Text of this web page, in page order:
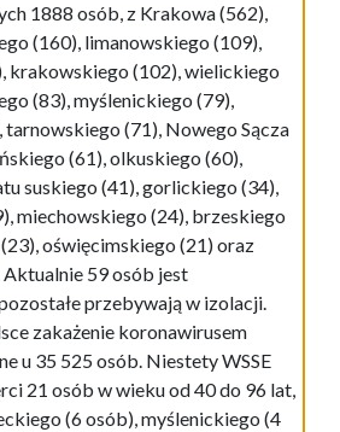
1888 osób, z Krakowa (562),
(160), limanowskiego (109),
krakowskiego (102), wielickiego
(83), myślenickiego (79),
(71), Nowego Sącza
(61), olkuskiego (60),
suskiego (41), gorlickiego (34),
miechowskiego (24), brzeskiego
oświęcimskiego (21) oraz
59 osób jest
przebywają w izolacji.
zakażenie koronawirusem
u 35 525 osób. Niestety WSSE
21 osób w wieku od 40 do 96 lat,
(6 osób), myślenickiego (4